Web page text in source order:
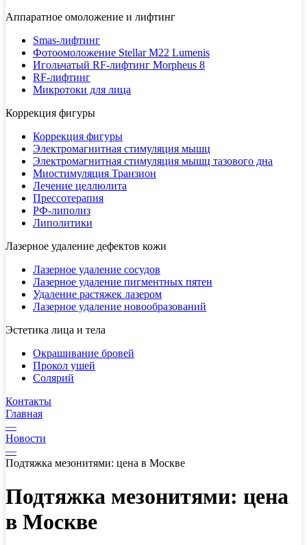
Аппаратное омоложение и лифтинг
Smas-лифтинг
Фотоомоложение Stellar M22 Lumenis
Игольчатый RF-лифтинг Morpheus 8
RF-лифтинг
Микротоки для лица
Коррекция фигуры
Коррекция фигуры
Электромагнитная стимуляция мышц
Электромагнитная стимуляция мышц тазового дна
Миостимуляция Транзион
Лечение целлюлита
Прессотерапия
РФ-липолиз
Липолитики
Лазерное удаление дефектов кожи
Лазерное удаление сосудов
Лазерное удаление пигментных пятен
Удаление растяжек лазером
Лазерное удаление новообразований
Эстетика лица и тела
Окрашивание бровей
Прокол ушей
Солярий
Контакты
Главная
—
Новости
—
Подтяжка мезонитями: цена в Москве
Подтяжка мезонитями: цена
в Москве